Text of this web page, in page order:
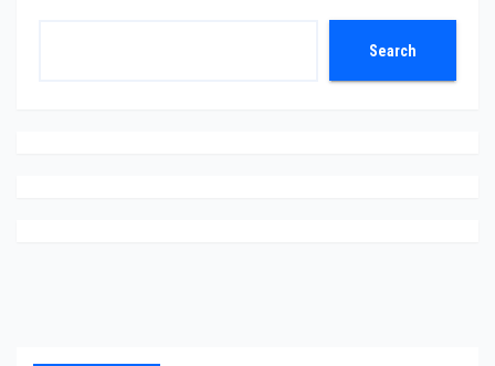
Search